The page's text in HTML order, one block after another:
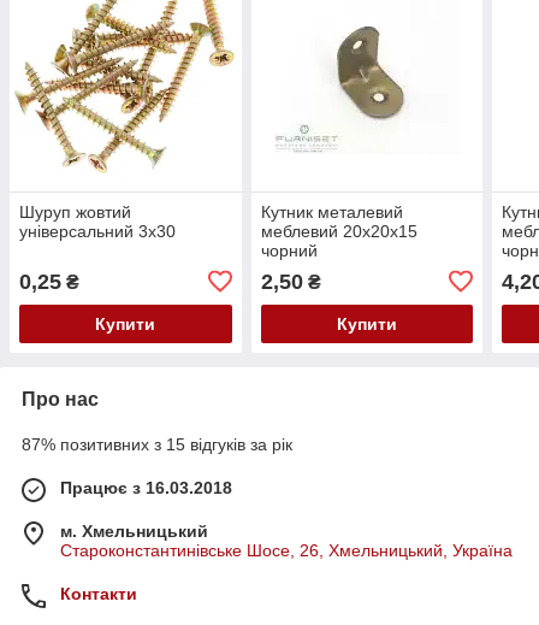
Шуруп жовтий
універсальний 3х30
0,25 ₴
Купити
Кутник металевий
меблевий 20х20х15
чорний
2,50₴
Купити
Про нас
87% позитивних з 15 відгуків за рік
Працює з 16.03.2018
м. Хмельницький
Староконстантинівське Шосе, 26, Хмельницький, Україна
Контакти